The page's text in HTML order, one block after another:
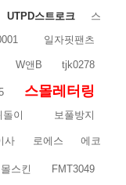
UTPD스트로크
스
일자핏팬츠
W앤B tjk0278
스몰레터링
돌이 보풀방지
사 로에스 에코
몰스킨
FMT3049